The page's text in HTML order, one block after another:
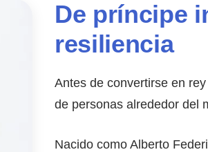
De príncipe
resiliencia
Antes de convertirse en
de personas alrededor del
Nacido como Alberto